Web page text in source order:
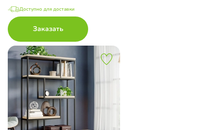
Доступно для доставки
Заказать